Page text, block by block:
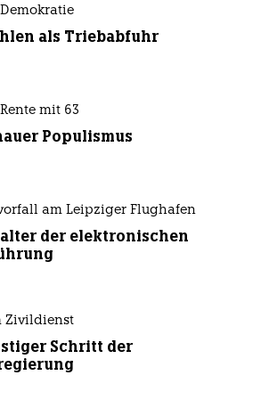
als Triebabfuhr
mit 63
Populismus
am Leipziger Flughafen
der elektronischen
Zivildienst
Schritt der